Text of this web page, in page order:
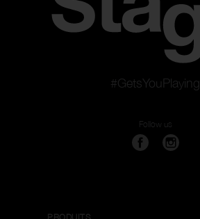
#GetsYouPlaying
Follow us